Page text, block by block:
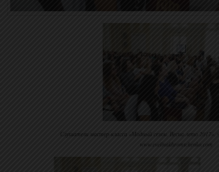
Слушатели мастер-класса «Модный сезон. Весна-лето 2017».
www.evelinakhromtchenko.com